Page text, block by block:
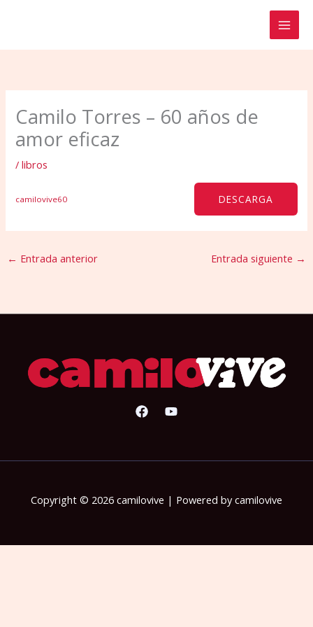
Camilo Torres – 60 años de
amor eficaz
/libros
camilovive60 DESCARGA
← Entrada anterior Entrada siguiente →
Copyright © 2026 camilovive | Powered by camilovive